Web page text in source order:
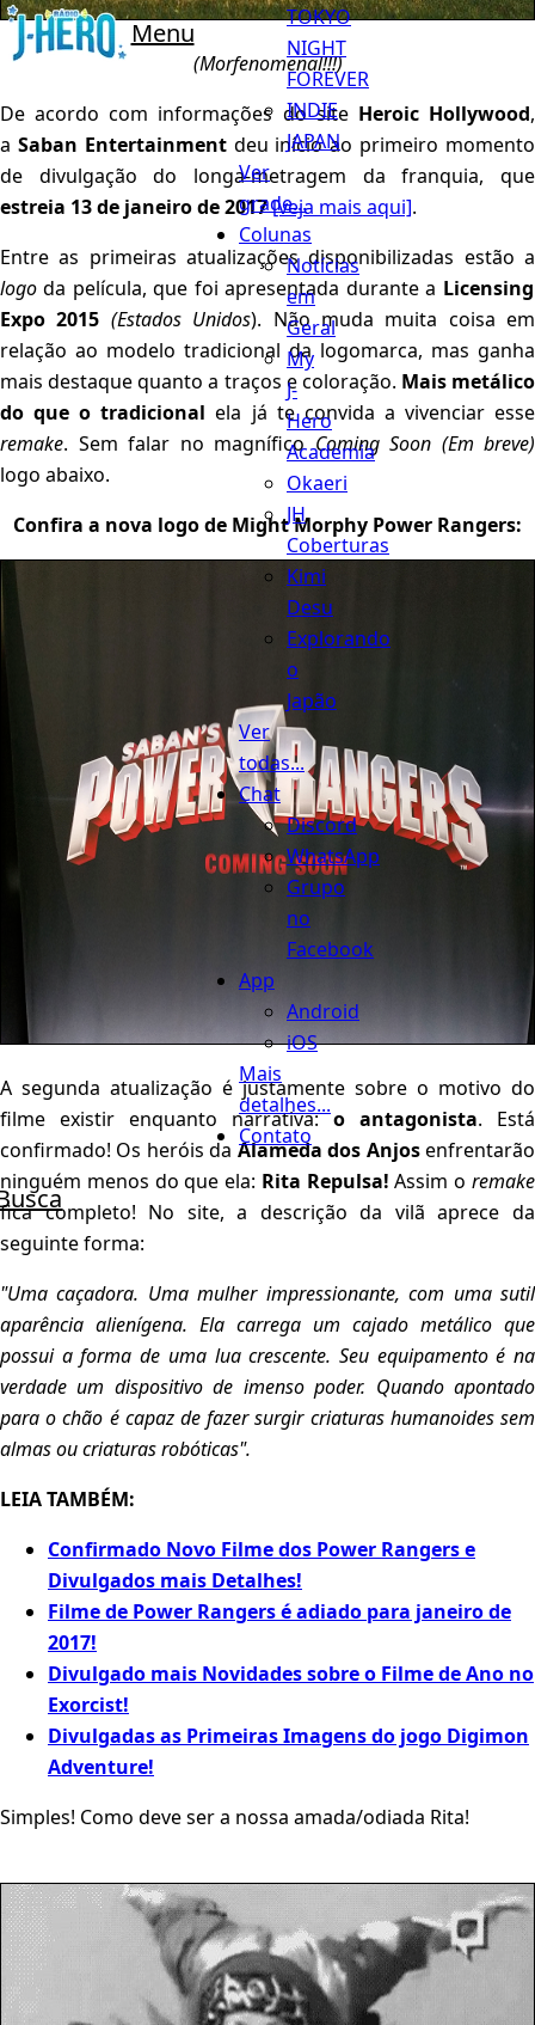
Menu
TOKYO
NIGHT
FOREVER
INDIE
JAPAN
Ver
grade...
Colunas
Notícias
em
Geral
My
J-
Hero
Academia
Okaeri
JH
Coberturas
Kimi
Desu
Explorando
o
Japão
Ver
todas...
Chat
Discord
WhatsApp
Grupo
no
Facebook
App
Android
iOS
Mais
detalhes...
Contato
(Morfenomenal!!!)
De acordo com informações do site Heroic Hollywood,
a Saban Entertainmentdeu início ao primeiro momento
de divulgação do longa-metragem da franquia, que
estreia 13 de janeiro de 2017[veja mais aqui].
Entre as primeiras atualizações disponibilizadas estão a
logoda película, que foi apresentada durante a Licensing
Expo 2015 (Estados Unidos). Não muda muita coisa em
relação ao modelo tradicional da logomarca, mas ganha
mais destaque quanto a traços e coloração. Mais metálico
do que o tradicionalela já te convida a vivenciar esse
remake. Sem falar no magníficoComing Soon (Em breve)
logo abaixo.
Confira a nova logo de Might Morphy Power Rangers:
A segunda atualização é justamente sobre o motivo do
filme existir enquanto narrativa:o antagonista. Está
confirmado! Os heróis da Alameda dos Anjosenfrentarão
ninguém menos do que ela: Rita Repulsa!Assim oremake
fica completo! No site, a descrição da vilã aprece da
seguinte forma:
"Uma caçadora. Uma mulher impressionante, com uma sutil
aparência alienígena. Ela carrega um cajado metálico que
possui a forma de uma lua crescente. Seu equipamento é na
verdade um dispositivo de imenso poder. Quando apontado
para o chão é capaz de fazer surgir criaturas humanoides sem
almas ou criaturas robóticas".
LEIA TAMBÉM:
Confirmado Novo Filme dos Power Rangers e
Divulgados mais Detalhes!
Filme de Power Rangers é adiado para janeiro de
2017!
Divulgado mais Novidades sobre o Filme de Ano no
Exorcist!
Divulgadas as Primeiras Imagens do jogo Digimon
Adventure!
Simples! Como deve ser a nossa amada/odiada Rita!